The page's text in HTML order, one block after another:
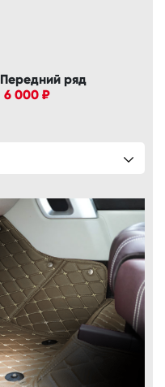
Передний ряд
6 000 ₽